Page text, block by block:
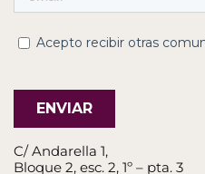
C/ Andarella 1,
Bloque 2, esc. 2, 1º – pta. 3